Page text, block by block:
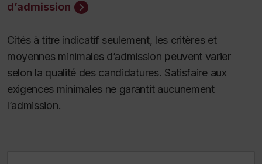
d’admission
Cités à titre indicatif seulement, les critères et
moyennes minimales d’admission peuvent varier
selon la qualité des candidatures. Satisfaire aux
exigences minimales ne garantit aucunement
l’admission.